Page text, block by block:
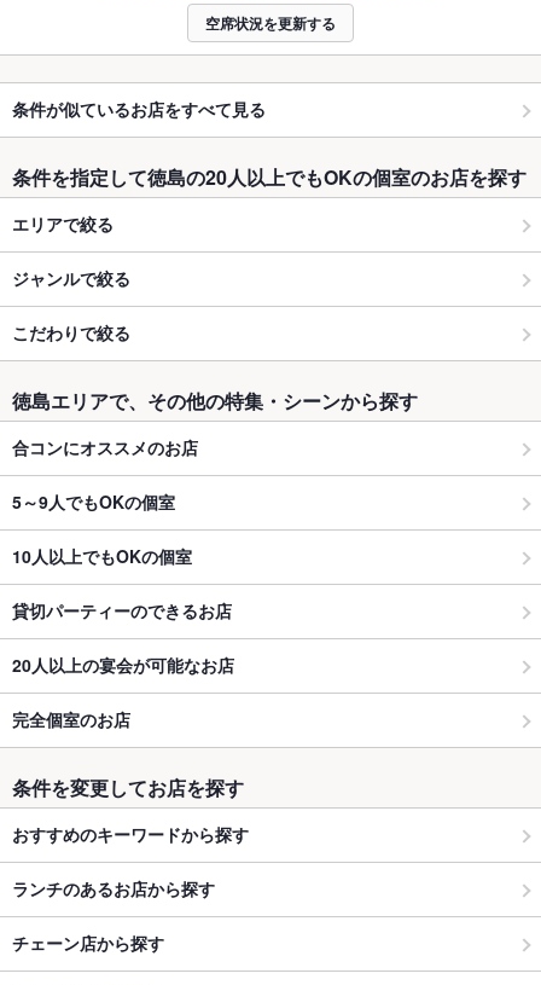
空席状況を更新する
条件が似ているお店をすべて見る
条件を指定して徳島の20人以上でもOKの個室のお店を探す
エリアで絞る
ジャンルで絞る
こだわりで絞る
徳島エリアで、その他の特集・シーンから探す
合コンにオススメのお店
5～9人でもOKの個室
10人以上でもOKの個室
貸切パーティーのできるお店
20人以上の宴会が可能なお店
完全個室のお店
条件を変更してお店を探す
おすすめのキーワードから探す
ランチのあるお店から探す
チェーン店から探す